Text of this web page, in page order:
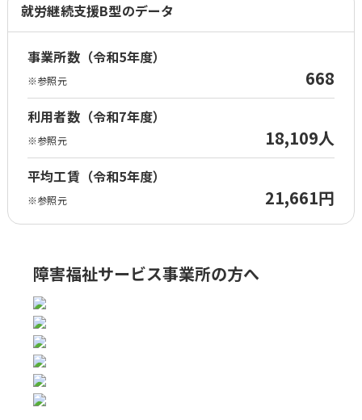
就労継続支援B型のデータ
事業所数（令和5年度）
※参照元 668
利用者数（令和7年度）
※参照元 18,109人
平均工賃（令和5年度）
※参照元 21,661円
障害福祉サービス事業所の方へ